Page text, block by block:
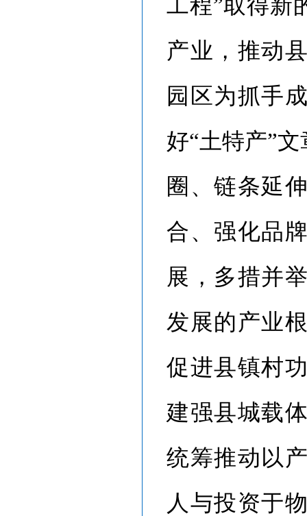
工程”取得新
产业，推动
园区为抓手
好“土特产”
圈、链条延
合、强化品
展，多措并
发展的产业
促进县镇村
建强县城载
统筹推动以
人与投资于